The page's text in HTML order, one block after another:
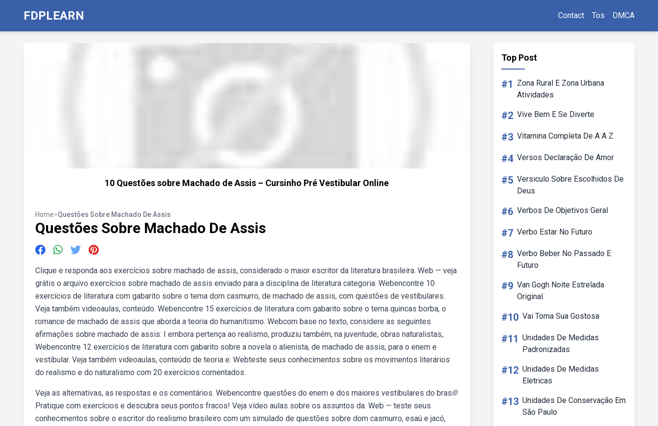
FDPLEARN Contact Tos DMCA
10 Questões sobre Machado de Assis – Cursinho Pré Vestibular Online
Home>Questões Sobre Machado De Assis
Questões Sobre Machado De Assis
Clique e responda aos exercícios sobre machado de assis, considerado o maior escritor da literatura brasileira. Web — veja
grátis o arquivo exercícios sobre machado de assis enviado para a disciplina de literatura categoria: Webencontre 10
exercícios de literatura com gabarito sobre o tema dom casmurro, de machado de assis, com questões de vestibulares.
Veja também videoaulas, conteúdo. Webencontre 15 exercícios de literatura com gabarito sobre o tema quincas borba, o
romance de machado de assis que aborda a teoria do humanitismo. Web com base no texto, considere as seguintes
afirmações sobre machado de assis: I embora pertença ao realismo, produziu também, na juventude, obras naturalistas,.
Webencontre 12 exercícios de literatura com gabarito sobre a novela o alienista, de machado de assis, para o enem e
vestibular. Veja também videoaulas, conteúdo de teoria e. Webteste seus conhecimentos sobre os movimentos literários
do realismo e do naturalismo com 20 exercícios comentados.
Veja as alternativas, as respostas e os comentários. Webencontre questões do enem e dos maiores vestibulares do brasil!
Pratique com exercícios e descubra seus pontos fracos! Veja vídeo aulas sobre os assuntos da. Web — teste seus
conhecimentos sobre o escritor do realismo brasileiro com um simulado de questões sobre dom casmurro, esaú e jacó,
Top Post
#1
Zona Rural E Zona Urbana
Atividades
#2 Vive Bem E Se Diverte
#3 Vitamina Completa De A A Z
#4 Versos Declaração De Amor
#5 Versiculo Sobre Escolhidos De
Deus
#6 Verbos De Objetivos Geral
#7 Verbo Estar No Futuro
#8 Verbo Beber No Passado E
Futuro
#9 Van Gogh Noite Estrelada
Original
#10 Vai Toma Sua Gostosa
#11 Unidades De Medidas
Padronizadas
#12 Unidades De Medidas
Eletricas
#13 Unidades De Conservação Em
São Paulo